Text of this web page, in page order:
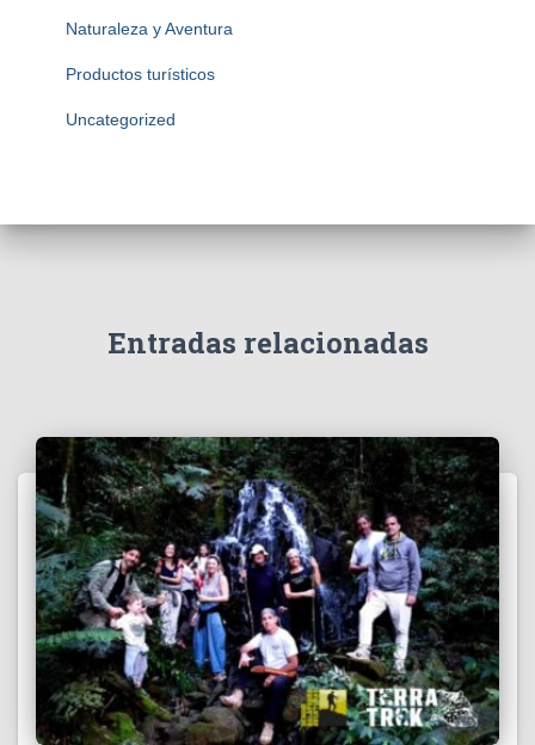
Naturaleza y Aventura
Productos turísticos
Uncategorized
Entradas relacionadas